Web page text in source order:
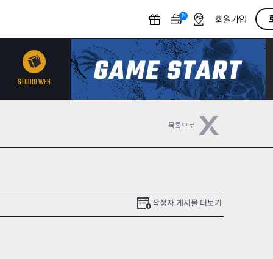
N
F
회원가입
STUDIO WEB
작성자 게시물 더보기